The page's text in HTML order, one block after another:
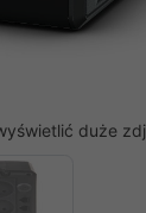
duże